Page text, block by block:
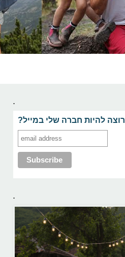
.
?רוצה להיות חברה שלי במייל
.